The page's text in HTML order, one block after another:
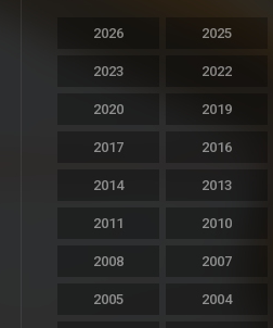
2026 2025
2023 2022
2020 2019
2017 2016
2014 2013
2011 2010
2008 2007
2005 2004